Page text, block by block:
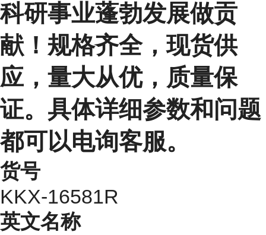
科研事业蓬勃发展做贡
献！规格齐全，现货供
应，量大从优，质量保
证。具体详细参数和问题
都可以电询客服。
货号
KKX-16581R
英文名称